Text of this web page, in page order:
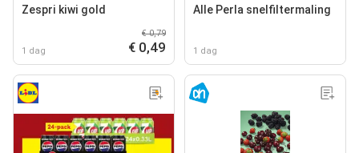
Zespri kiwi gold
1 dag
€ 0,79
€ 0,49
Alle Perla snelfiltermaling
1 dag